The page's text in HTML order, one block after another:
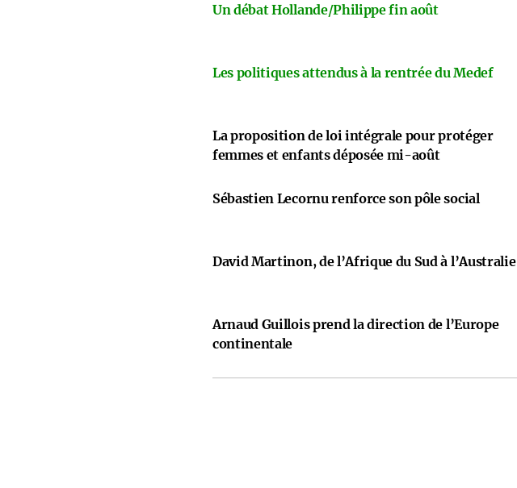
Un débat Hollande/Philippe fin août
Les politiques attendus à la rentrée du Medef
La proposition de loi intégrale pour protéger
femmes et enfants déposée mi-août
Sébastien Lecornu renforce son pôle social
David Martinon, de l’Afrique du Sud à l’Australie
Arnaud Guillois prend la direction de l’Europe
continentale